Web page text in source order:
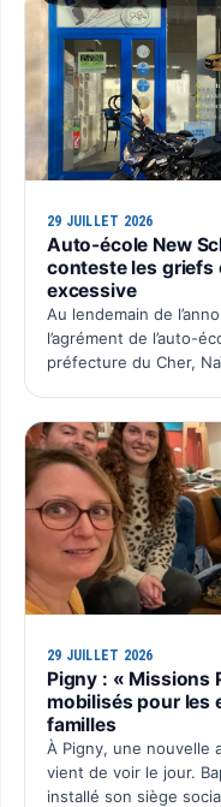
29 JUILLET 2026
Auto-école New
conteste les griefs
excessive
Au lendemain de
l’agrément de l’auto-
préfecture du Cher,
29 JUILLET 2026
Pigny : « Missions
mobilisés pour les
familles
À Pigny, une nouvelle
vient de voir le jour.
installé son siège